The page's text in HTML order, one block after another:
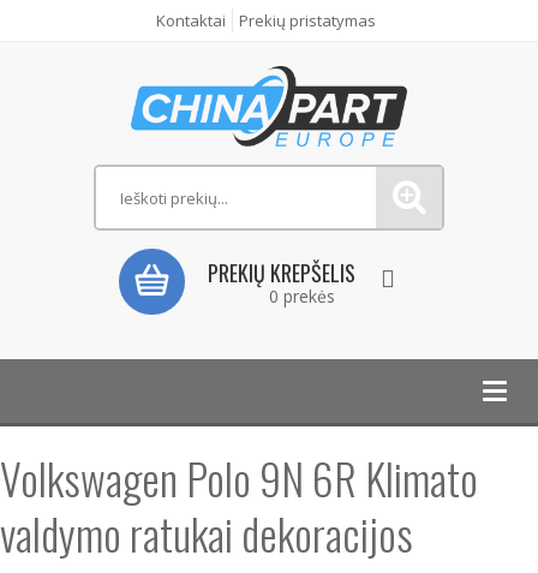
Kontaktai Prekių pristatymas
PREKIŲ KREPŠELIS
0 prekės
Volkswagen Polo 9N 6R Klimato
valdymo ratukai dekoracijos